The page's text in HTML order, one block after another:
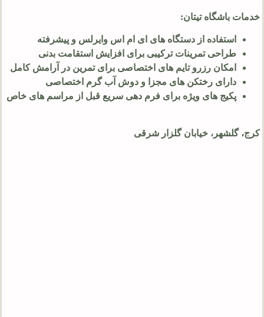
خدمات باشگاه تیتان:
استفاده از دستگاه های ای ام اس وایرلس و پیشرفته
طراحی تمرینات ترکیبی برای افزایش استقامت بدنی
امکان رزرو تایم های اختصاصی برای تمرین در آرامش کامل
دارای رختکن های مجزا و دوش آب گرم اختصاصی
پکیج های ویژه برای فرم دهی سریع قبل از مراسم های خاص
کرج، گلشهر، خیابان گلزار شرقی